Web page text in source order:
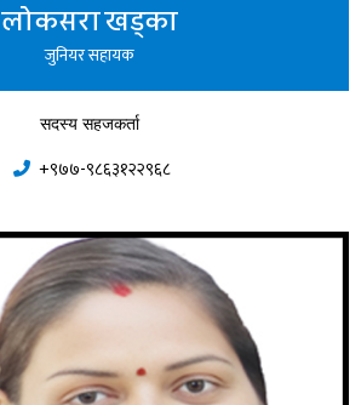
लोकसरा खड्का
जुनियर सहायक
सदस्य सहजकर्ता
+९७७-९८६३१२२९६८